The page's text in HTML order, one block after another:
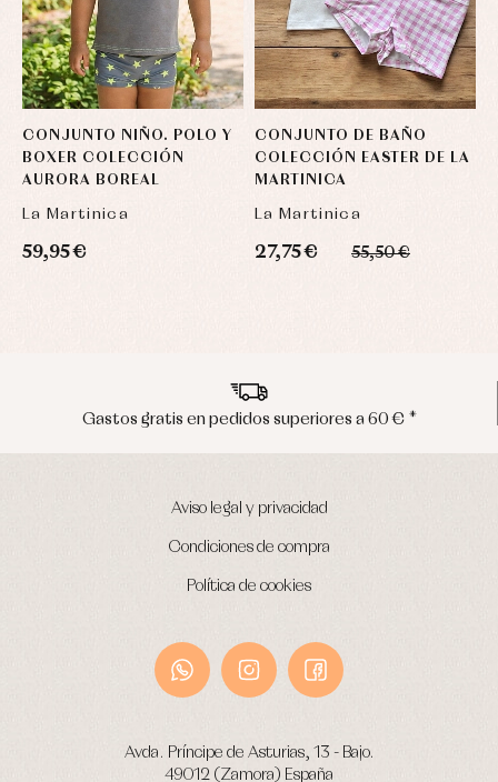
CONJUNTO NIÑO. POLO Y
BOXER COLECCIÓN
AURORA BOREAL
La Martinica
59,95 €
CONJUNTO DE BAÑO
COLECCIÓN EASTER DE LA
MARTINICA
La Martinica
27,75 € 55,50 €
Envíos en península en 24/48 horas
Aviso legal y privacidad
Condiciones de compra
Política de cookies
Avda. Príncipe de Asturias, 13 - Bajo.
49012 (Zamora) España